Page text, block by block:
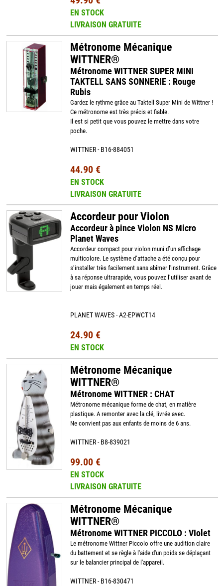
EN STOCK
LIVRAISON GRATUITE
Métronome Mécanique
WITTNER®
Métronome WITTNER SUPER MINI
TAKTELL SANS SONNERIE : Rouge
Rubis
Gardez le rythme grâce au Taktell Super Mini de Wittner !
Ce métronome est très précis et fiable.
Il est si petit que vous pouvez le mettre dans votre
poche.
WITTNER - B16-884051
44.90 €
EN STOCK
LIVRAISON GRATUITE
Accordeur pour Violon
Accordeur à pince Violon NS Micro
Planet Waves
Accordeur compact pour violon muni d’un affichage
multicolore. Le système d’attache a été conçu pour
s’installer très facilement sans abîmer l'instrument. Grâce
à sa réponse ultrarapide, vous pouvez l’utiliser avant de
jouer mais également en temps réel.
PLANET WAVES - A2-EPWCT14
24.90 €
EN STOCK
Métronome Mécanique
WITTNER®
Métronome WITTNER : CHAT
Métronome mécanique forme de chat, en matière
plastique. A remonter avec la clé, livrée avec.
Ne convient pas aux enfants de moins de 6 ans.
WITTNER - B8-839021
99.00 €
EN STOCK
LIVRAISON GRATUITE
Métronome Mécanique
WITTNER®
Métronome WITTNER PICCOLO : VIolet
Le métronome Wittner Piccolo offre une audition claire
du battement et se règle à l'aide d'un poids se déplaçant
sur le balancier principal de l'appareil.
WITTNER - B16-830471